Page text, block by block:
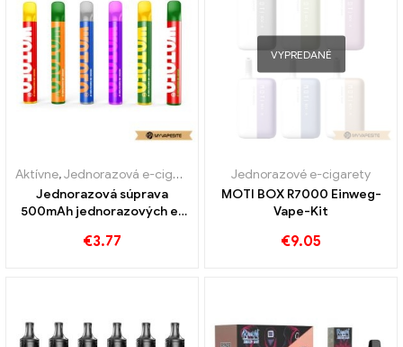
Aktívne,Jednorazová e-cigareta s nikotínom ,Jednorazové e-
Jednorazová súprava
500mAh jednorazových e-
Veľkoobchodný predaj na
€3.77
VYPREDANÉ
Jednorazové e-cigarety
MOTI BOX R7000 Einweg-
Vape-Kit
€9.05